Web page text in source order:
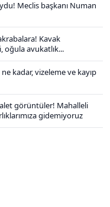
Meclis başkanı Numan
Kavak
oğula avukatlık...
kadar, vizeleme ve kayıp
görüntüler! Mahalleli
gidemiyoruz